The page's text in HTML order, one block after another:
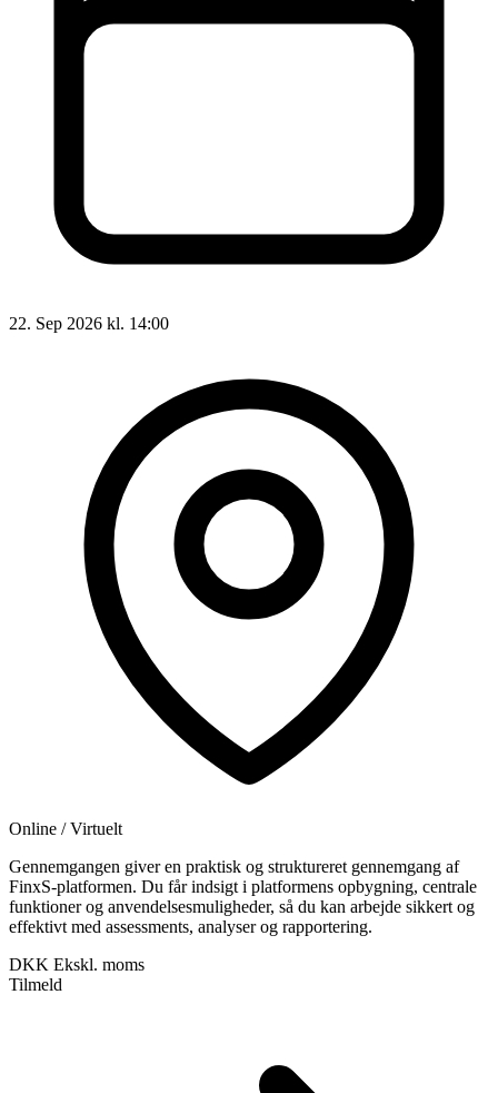
22. Sep 2026 kl. 14:00
Online / Virtuelt
Gennemgangen giver en praktisk og struktureret gennemgang af
FinxS-platformen. Du får indsigt i platformens opbygning, centrale
funktioner og anvendelsesmuligheder, så du kan arbejde sikkert og
effektivt med assessments, analyser og rapportering.
DKK Ekskl. moms
Tilmeld